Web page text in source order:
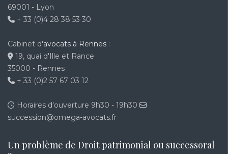
69001 - Lyon
+ 33 (0)4 28 38 53 30
Cabinet d'avocats à Rennes :
19, quai d'Ille et Rance
35000 - Rennes
+ 33 (0)2 57 67 03 12
Horaires d'ouverture 9h30 - 19h30
succession@omega-avocats.fr
Un problème de Droit patrimonial ou successoral